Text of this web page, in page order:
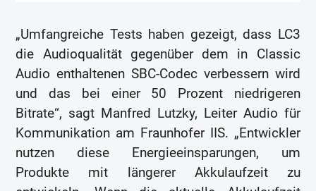
„Umfangreiche Tests haben gezeigt, dass LC3
die Audioqualität gegenüber dem in Classic
Audio enthaltenen SBC-Codec verbessern wird
und das bei einer 50 Prozent niedrigeren
Bitrate“, sagt Manfred Lutzky, Leiter Audio für
Kommunikation am Fraunhofer IIS. „Entwickler
nutzen diese Energieeinsparungen, um
Produkte mit längerer Akkulaufzeit zu